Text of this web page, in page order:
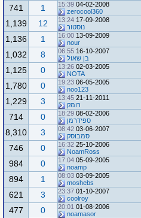
04-02-2008
15:39
zerocool360
1
741
17-09-2008
13:24
נוסטור
12
1,139
13-09-2009
16:00
nour
1
1,136
16-10-2007
06:55
בן שאול
8
1,032
02-03-2005
13:26
NOTA
0
1,125
06-05-2005
19:23
noo123
0
1,780
21-11-2011
13:45
רומק
3
1,229
08-02-2006
18:29
ספידרמן
0
714
03-06-2007
08:42
סמבוסק
3
8,310
25-10-2006
16:32
NoamRoss
0
746
05-09-2005
17:04
noamp
0
984
03-09-2005
08:03
moshebs
1
894
01-10-2007
23:37
coolroy
3
621
01-08-2006
20:01
noamasor
0
477